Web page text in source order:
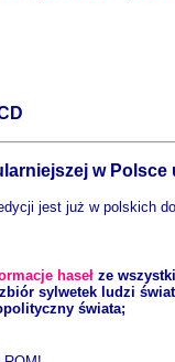
w
jest już w polskich
haseł ze
sylwetek ludzi
świata;